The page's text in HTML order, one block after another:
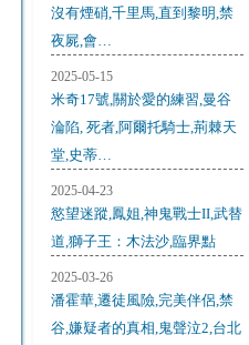
沒有煙硝,千里馬,直到黎明,禁
夜屍,會…
2025-05-15
米奇17號,關於愛的練習,曼谷
淪陷, 死者,阿爾托騎士,荊棘天
堂,史蒂…
2025-04-23
慾望迷蹤,鳳姐,神鬼戰士II,武替
道,獅子王：木法沙,臨界點
2025-03-26
潘霍華,遷徒風險,完美伴侶,禁
谷,嫌疑者的真相,鬼聲泣2,台北